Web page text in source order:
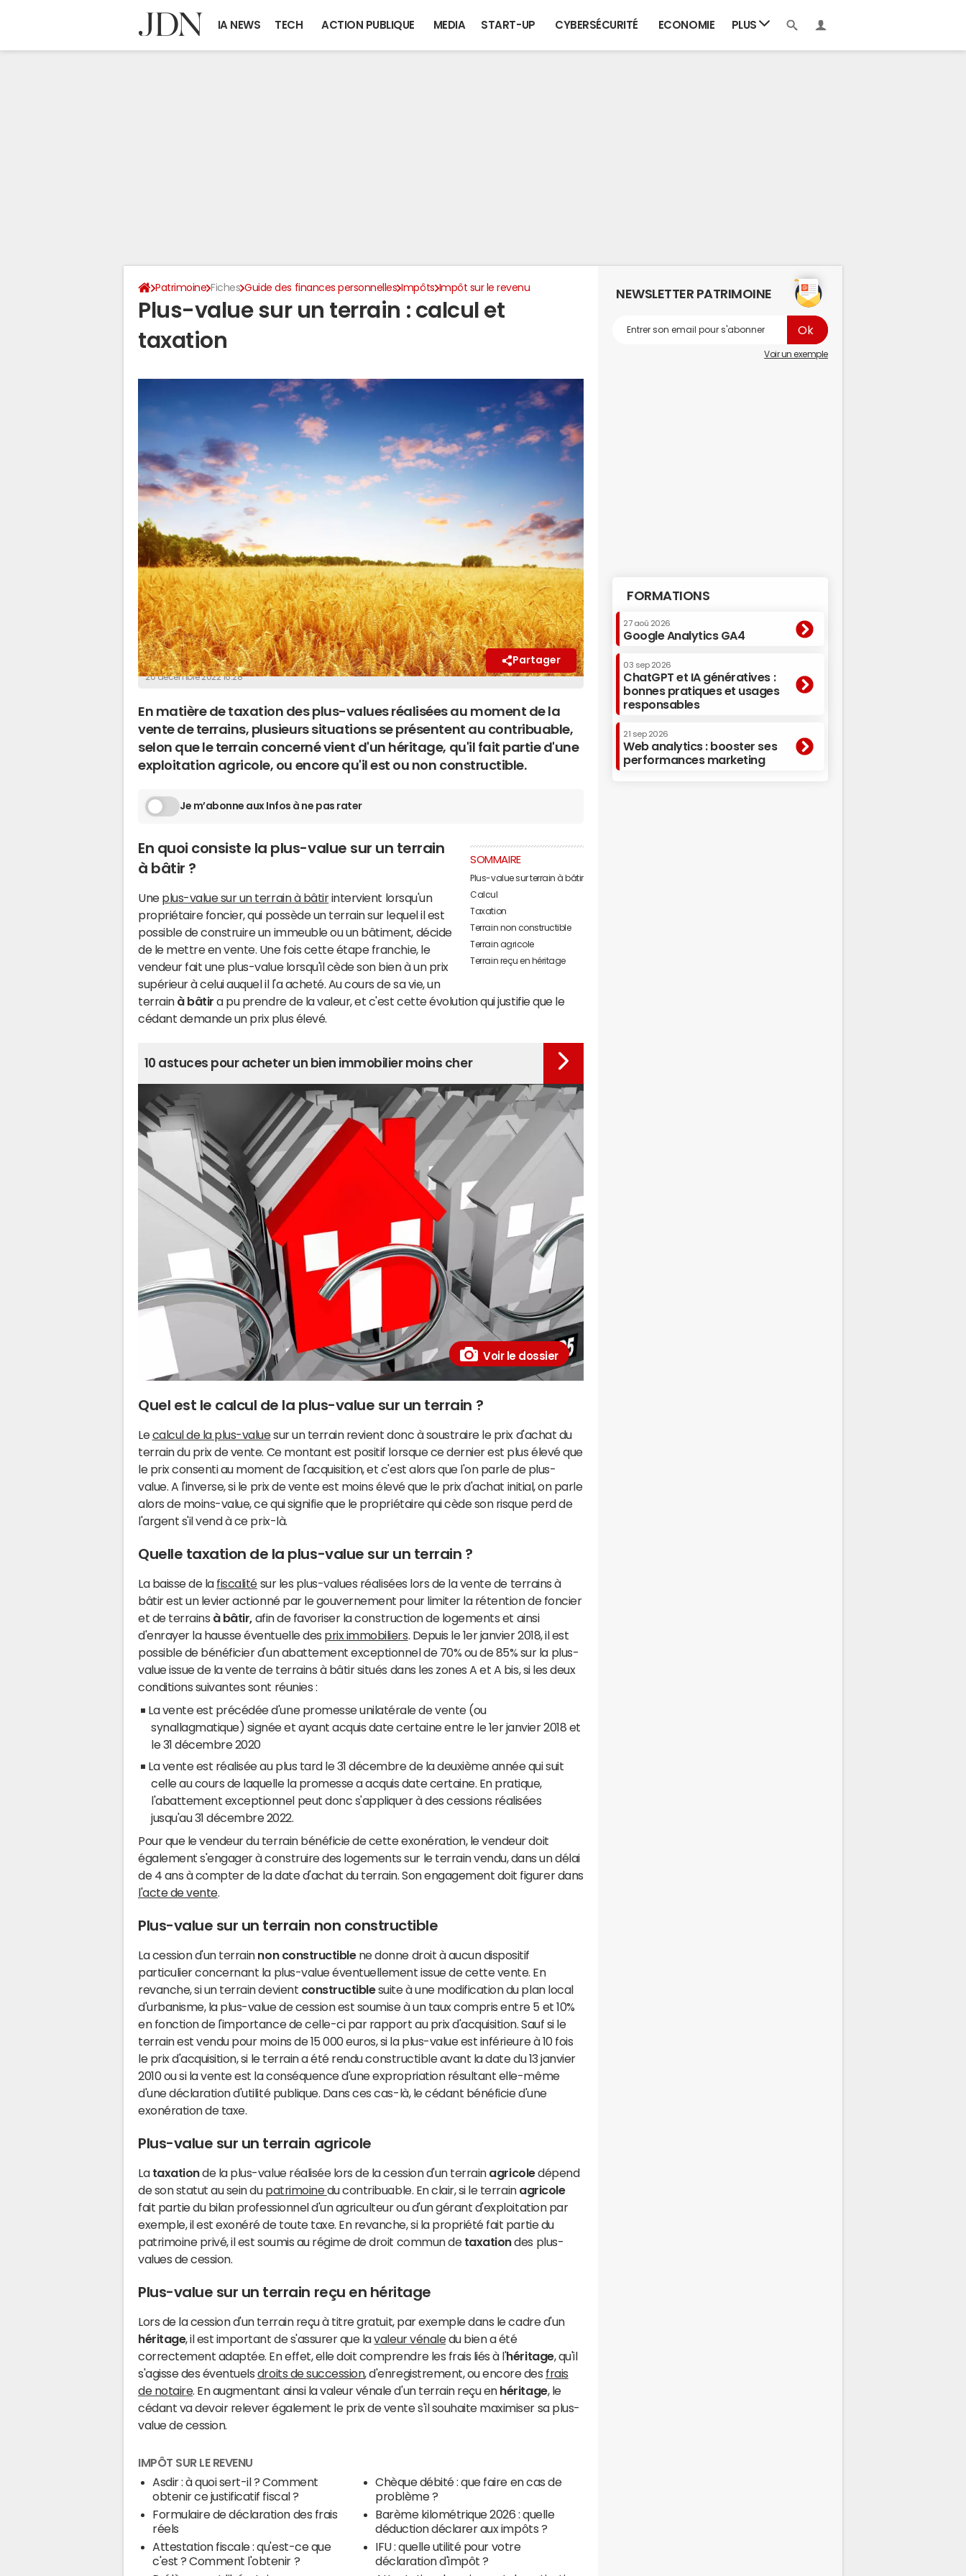
IA NEWS TECH ACTION PUBLIQUE MEDIA START-UP CYBERSÉCURITÉ ECONOMIE PLUS
Patrimoine Fiches Guide des finances personnelles Impôts Impôt sur le revenu
Plus-value sur un terrain : calcul et
taxation
La Rédaction
20 décembre 2022 16:28
Partager
En matière de taxation des plus-values réalisées au moment de la
vente de terrains, plusieurs situations se présentent au contribuable,
selon que le terrain concerné vient d'un héritage, qu'il fait partie d'une
exploitation agricole, ou encore qu'il est ou non constructible.
Je m’abonne aux Infos à ne pas rater
SOMMAIRE
Plus-value sur terrain à bâtir
Calcul
Taxation
Terrain non constructible
Terrain agricole
Terrain reçu en héritage
En quoi consiste la plus-value sur un terrain
à bâtir ?
Une plus-value sur un terrain à bâtirintervient lorsqu'un
propriétaire foncier, qui possède un terrain sur lequel il est
possible de construire un immeuble ou un bâtiment, décide
de le mettre en vente. Une fois cette étape franchie, le
vendeur fait une plus-value lorsqu'il cède son bien à un prix
supérieur à celui auquel il l'a acheté. Au cours de sa vie, un
terrain à bâtir a pu prendre de la valeur, et c'est cette évolution qui justifie que le
cédant demande un prix plus élevé.
Voir le dossier
10 astuces pour acheter un bien immobilier moins cher
Quel est le calcul de la plus-value sur un terrain ?
Lecalcul de la plus-valuesur un terrain revient donc à soustraire le prix d'achat du
terrain du prix de vente. Ce montant est positif lorsque ce dernier est plus élevé que
le prix consenti au moment de l'acquisition, et c'est alors que l'on parle de plus-
value. A l'inverse, si le prix de vente est moins élevé que le prix d'achat initial, on parle
alors de moins-value, ce qui signifie que le propriétaire qui cède son risque perd de
l'argent s'il vend à ce prix-là.
Quelle taxation de la plus-value sur un terrain ?
La baisse de la fiscalité sur les plus-values réalisées lors de la vente de terrains à
bâtir est un levier actionné par le gouvernement pour limiter la rétention de foncier
et de terrains à bâtir,afin de favoriser la construction de logements et ainsi
d'enrayer la hausse éventuelle des prix immobiliers. Depuis le 1er janvier 2018, il est
possible de bénéficier d'un abattement exceptionnel de 70% ou de 85% sur la plus-
value issue de la vente de terrains à bâtir situés dans les zones A et A bis, si les deux
conditions suivantes sont réunies :
La vente est précédée d'une promesse unilatérale de vente (ou
synallagmatique) signée et ayant acquis date certaine entre le 1er janvier 2018 et
le 31 décembre 2020
La vente est réalisée au plus tard le 31 décembre de la deuxième année qui suit
celle au cours de laquelle la promesse a acquis date certaine. En pratique,
l'abattement exceptionnel peut donc s'appliquer à des cessions réalisées
jusqu'au 31 décembre 2022.
Pour que le vendeur du terrain bénéficie de cette exonération, le vendeur doit
également s'engager à construire des logements sur le terrain vendu, dans un délai
de 4 ans à compter de la date d'achat du terrain. Son engagement doit figurer dans
l'acte de vente.
Plus-value sur un terrain non constructible
La cession d'un terrain non constructiblene donne droit à aucun dispositif
particulier concernant la plus-value éventuellement issue de cette vente. En
revanche, si un terrain devient constructiblesuite à une modification du plan local
d'urbanisme, la plus-value de cession est soumise à un taux compris entre 5 et 10%
en fonction de l'importance de celle-ci par rapport au prix d'acquisition. Sauf si le
terrain est vendu pour moins de 15 000 euros, si la plus-value est inférieure à 10 fois
le prix d'acquisition, si le terrain a été rendu constructible avant la date du 13 janvier
2010 ou si la vente est la conséquence d'une expropriation résultant elle-même
d'une déclaration d'utilité publique. Dans ces cas-là, le cédant bénéficie d'une
exonération de taxe.
Plus-value sur un terrain agricole
La taxationde la plus-value réalisée lors de la cession d'un terrain agricoledépend
de son statut au sein du patrimoinedu contribuable. En clair, si le terrain agricole
fait partie du bilan professionnel d'un agriculteur ou d'un gérant d'exploitation par
exemple, il est exonéré de toute taxe. En revanche, si la propriété fait partie du
patrimoine privé, il est soumis au régime de droit commun de taxationdes plus-
values de cession.
Plus-value sur un terrain reçu en héritage
Lors de la cession d'un terrain reçu à titre gratuit, par exemple dans le cadre d'un
héritage, il est important de s'assurer que lavaleur vénaledu bien a été
correctement adaptée. En effet, elle doit comprendre les frais liés à l'héritage, qu'il
s'agisse des éventuels droits de succession, d'enregistrement, ou encore des frais
de notaire. En augmentant ainsi la valeur vénale d'un terrain reçu en héritage, le
cédant va devoir relever également le prix de vente s'il souhaite maximiser sa plus-
value de cession.
IMPÔT SUR LE REVENU
Asdir : à quoi sert-il ? Comment
obtenir ce justificatif fiscal ?
Chèque débité : que faire en cas de
problème ?
Formulaire de déclaration des frais
réels
Barème kilométrique 2026 : quelle
déduction déclarer aux impôts ?
Attestation fiscale : qu'est-ce que
c'est ? Comment l'obtenir ?
IFU : quelle utilité pour votre
déclaration d'impôt ?
NEWSLETTER PATRIMOINE
Voir un exemple
FORMATIONS
27 aoû 2026
Google Analytics GA4
03 sep 2026
ChatGPT et IA génératives :
bonnes pratiques et usages
responsables
21 sep 2026
Web analytics : booster ses
performances marketing